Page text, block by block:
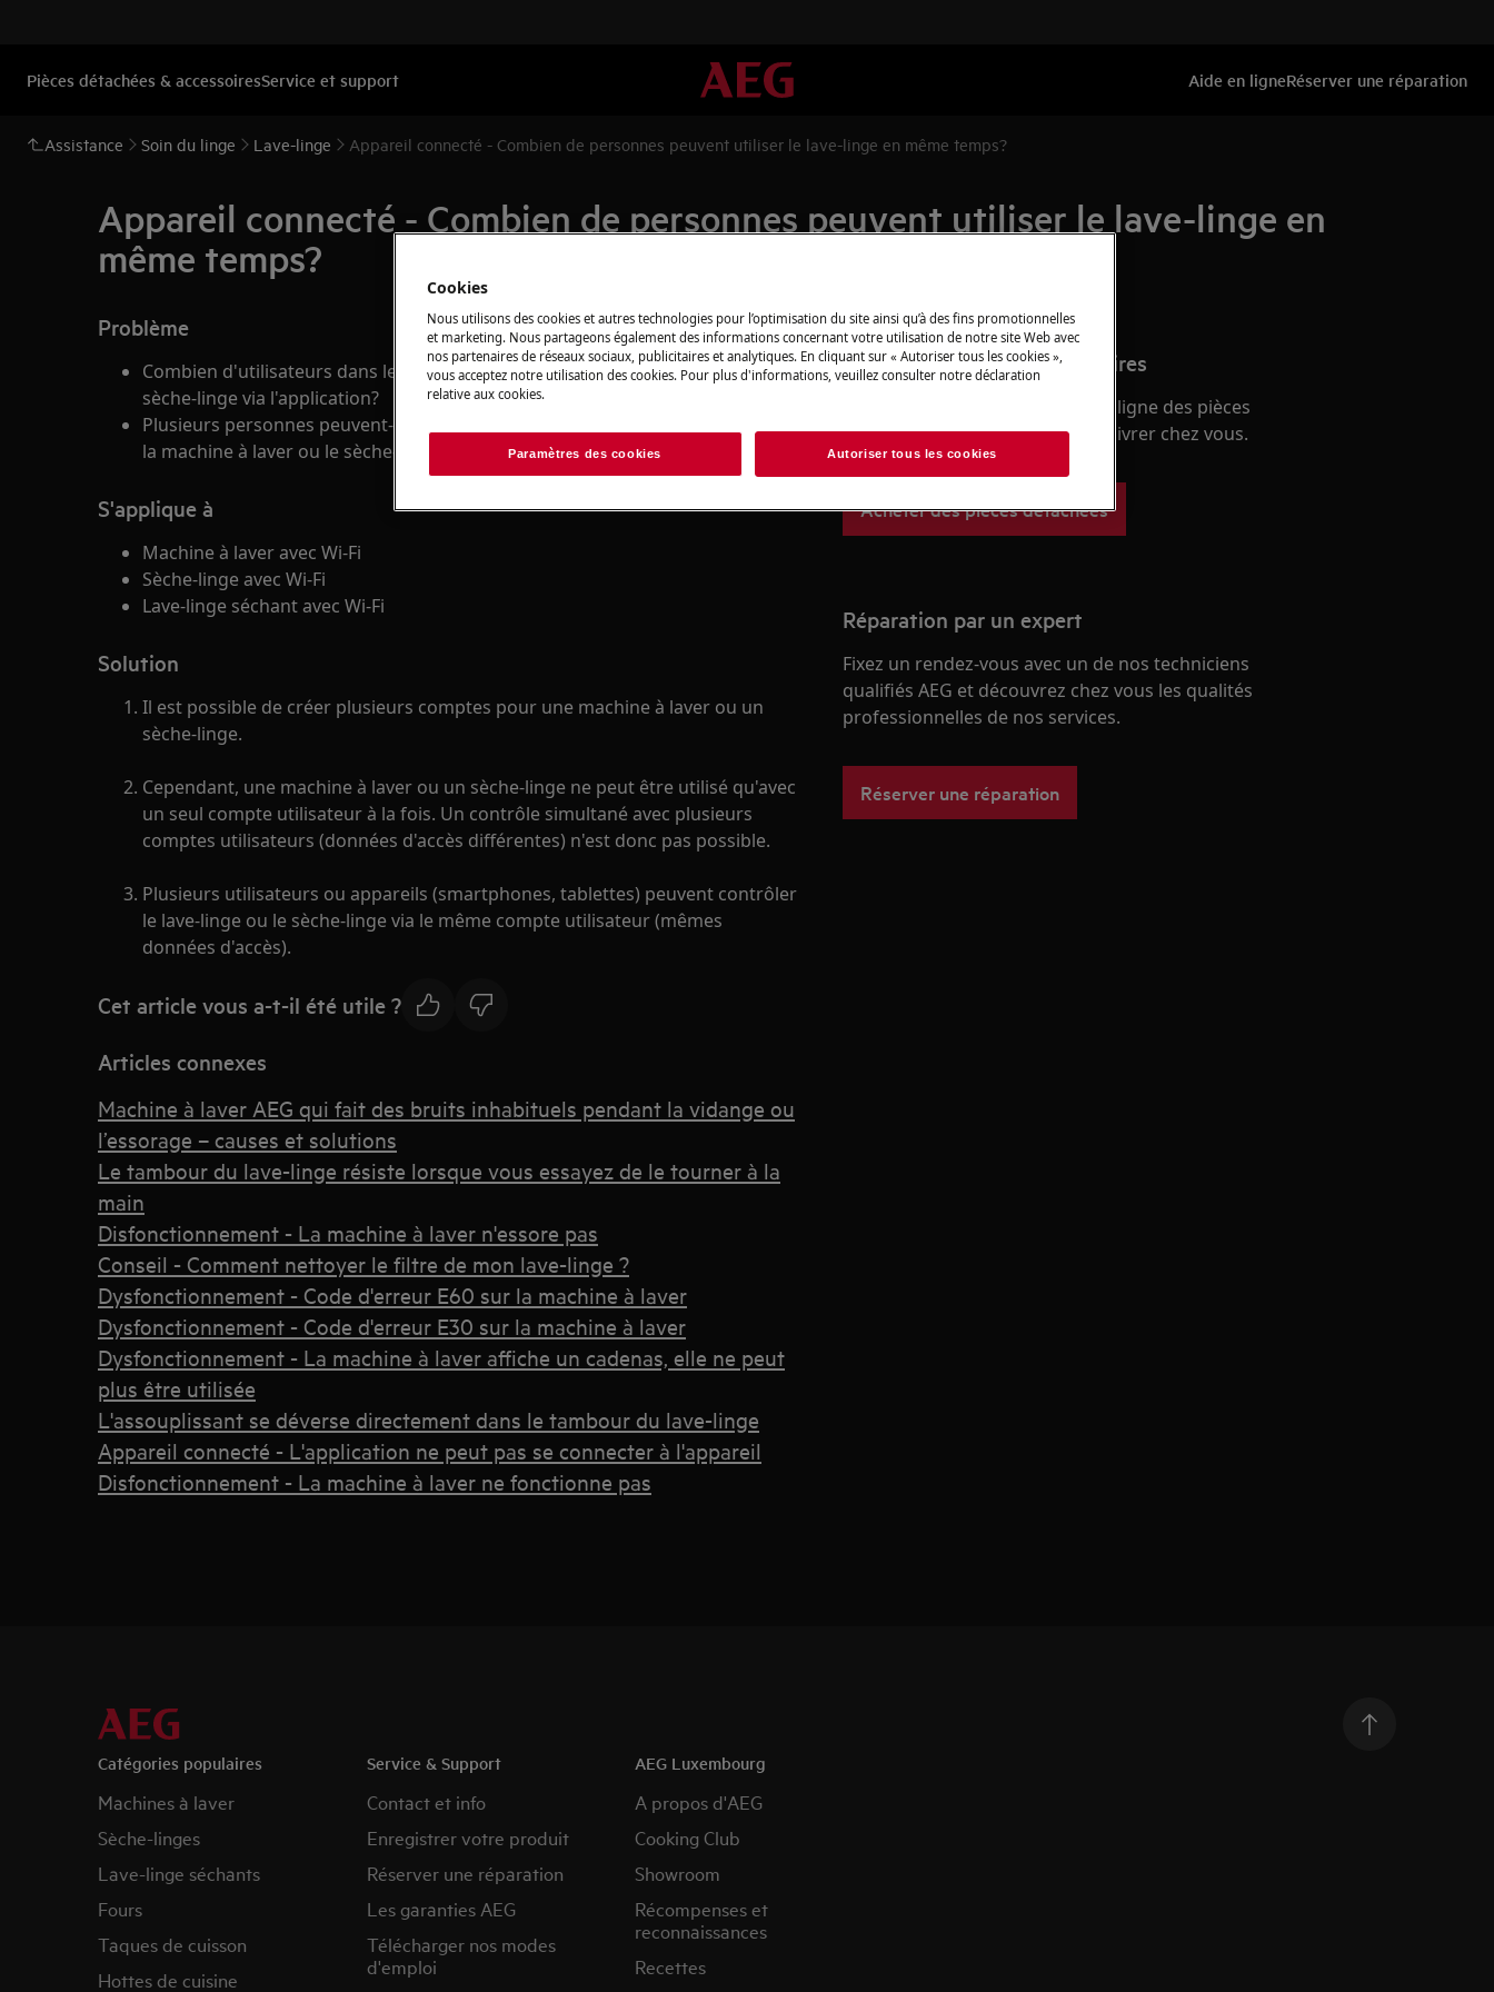
Pièces détachées & accessoiresService et support Aide en ligneRéserver une réparation
Assistance Soin du linge Lave-linge Appareil connecté - Combien de personnes peuvent utiliser le lave-linge en même temps?
Appareil connecté - Combien de personnes peuvent utiliser le lave-linge en
même temps?
Problème
Combien d'utilisateurs dans le foyer peuvent contrôler le lave-linge ou le
sèche-linge via l'application?
Plusieurs personnes peuvent-elles utiliser l'application pour faire fonctionner
la machine à laver ou le sèche-linge en même temps ?
S'applique à
Machine à laver avec Wi-Fi
Sèche-linge avec Wi-Fi
Lave-linge séchant avec Wi-Fi
Solution
Il est possible de créer plusieurs comptes pour une machine à laver ou un
sèche-linge.
Cependant, une machine à laver ou un sèche-linge ne peut être utilisé qu'avec
un seul compte utilisateur à la fois. Un contrôle simultané avec plusieurs
comptes utilisateurs (données d'accès différentes) n'est donc pas possible.
Plusieurs utilisateurs ou appareils (smartphones, tablettes) peuvent contrôler
le lave-linge ou le sèche-linge via le même compte utilisateur (mêmes
données d'accès).
Cet article vous a-t-il été utile ?
Articles connexes
Machine à laver AEG qui fait des bruits inhabituels pendant la vidange ou
l’essorage – causes et solutions
Le tambour du lave-linge résiste lorsque vous essayez de le tourner à la
main
Disfonctionnement - La machine à laver n'essore pas
Conseil - Comment nettoyer le filtre de mon lave-linge ?
Dysfonctionnement - Code d'erreur E60 sur la machine à laver
Dysfonctionnement - Code d'erreur E30 sur la machine à laver
Dysfonctionnement - La machine à laver affiche un cadenas, elle ne peut
plus être utilisée
L'assouplissant se déverse directement dans le tambour du lave-linge
Appareil connecté - L'application ne peut pas se connecter à l'appareil
Disfonctionnement - La machine à laver ne fonctionne pas
Pièces détachées et accessoires
Trouvez dans notre boutique en ligne des pièces
détachées d’origine et faites-les livrer chez vous.
Acheter des pièces détachées
Réparation par un expert
Fixez un rendez-vous avec un de nos techniciens
qualifiés AEG et découvrez chez vous les qualités
professionnelles de nos services.
Réserver une réparation
Catégories populaires
Machines à laver
Sèche-linges
Lave-linge séchants
Fours
Taques de cuisson
Hottes de cuisine
Service & Support
Contact et info
Enregistrer votre produit
Réserver une réparation
Les garanties AEG
Télécharger nos modes
d'emploi
AEG Luxembourg
A propos d'AEG
Cooking Club
Showroom
Récompenses et
reconnaissances
Recettes
Cookies
Nous utilisons des cookies et autres technologies pour l’optimisation du site ainsi qu’à des fins promotionnelles
et marketing. Nous partageons également des informations concernant votre utilisation de notre site Web avec
nos partenaires de réseaux sociaux, publicitaires et analytiques. En cliquant sur « Autoriser tous les cookies »,
vous acceptez notre utilisation des cookies. Pour plus d'informations, veuillez consulter notre déclaration
relative aux cookies.
Paramètres des cookies Autoriser tous les cookies